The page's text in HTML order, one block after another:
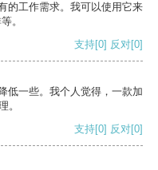
的工作需求。我可以使用它来
。
支持[0] 反对[0]
低一些。我个人觉得，一款加
。
支持[0] 反对[0]